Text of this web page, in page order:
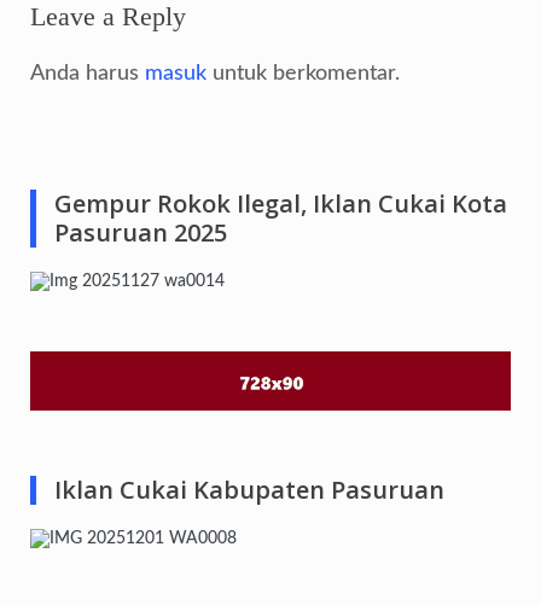
Leave a Reply
Anda harus masuk untuk berkomentar.
Gempur Rokok Ilegal, Iklan Cukai Kota
Pasuruan 2025
Iklan Cukai Kabupaten Pasuruan